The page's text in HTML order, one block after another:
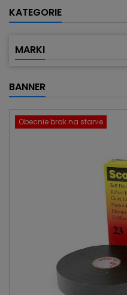
KATEGORIE
MARKI
BANNER
Obecnie brak na stanie